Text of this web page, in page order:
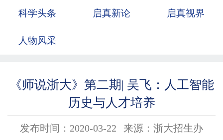
科学头条 启真新论 启真视界
人物风采
《师说浙大》第二期| 吴飞：人工智能
历史与人才培养
发布时间：2020-03-22 来源：浙大招生办